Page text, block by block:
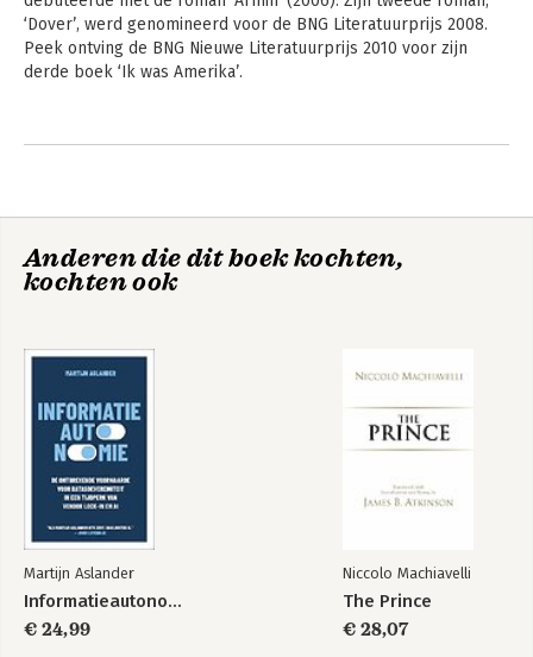
‘Dover’, werd genomineerd voor de BNG Literatuurprijs 2008.
Peek ontving de BNG Nieuwe Literatuurprijs 2010 voor zijn
derde boek ‘Ik was Amerika’.
Anderen die dit boek kochten,
kochten ook
Martijn Aslander
Informatieautonomie
€ 24,99
Niccolo Machiavelli
The Prince
€ 28,07